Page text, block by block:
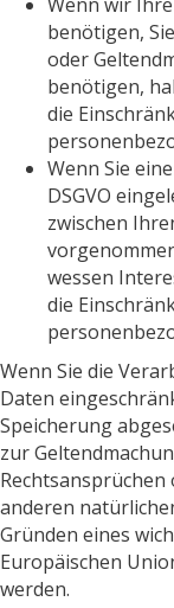
benötigen,
oder
benötigen,
die
Wenn Sie
DSGVO
zwischen
wessen
die
Wenn Sie die
Daten
Speicherung
zur
Rechtsansprüchen
anderen
Gründen eines
Europäischen
werden.